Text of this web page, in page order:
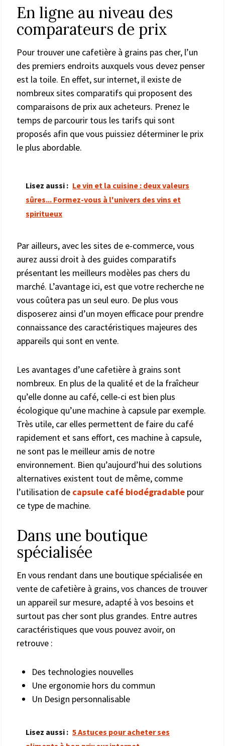
En ligne au niveau des
comparateurs de prix
Pour trouver une cafetière à grains pas cher, l’un
des premiers endroits auxquels vous devez penser
est la toile. En effet, sur internet, il existe de
nombreux sites comparatifs qui proposent des
comparaisons de prix aux acheteurs. Prenez le
temps de parcourir tous les tarifs qui sont
proposés afin que vous puissiez déterminer le prix
le plus abordable.
Lisez aussi : Le vin et la cuisine : deux valeurs
sûres... Formez-vous à l'univers des vins et
spiritueux
Par ailleurs, avec les sites de e-commerce, vous
aurez aussi droit à des guides comparatifs
présentant les meilleurs modèles pas chers du
marché. L’avantage ici, est que votre recherche ne
vous coûtera pas un seul euro. De plus vous
disposerez ainsi d’un moyen efficace pour prendre
connaissance des caractéristiques majeures des
appareils qui sont en vente.
Les avantages d’une cafetière à grains sont
nombreux. En plus de la qualité et de la fraîcheur
qu’elle donne au café, celle-ci est bien plus
écologique qu’une machine à capsule par exemple.
Très utile, car elles permettent de faire du café
rapidement et sans effort, ces machine à capsule,
ne sont pas le meilleur amis de notre
environnement. Bien qu’aujourd’hui des solutions
alternatives existent tout de même, comme
l’utilisation de capsule café biodégradable pour
ce type de machine.
Dans une boutique
spécialisée
En vous rendant dans une boutique spécialisée en
vente de cafetière à grains, vos chances de trouver
un appareil sur mesure, adapté à vos besoins et
surtout pas cher sont plus grandes. Entre autres
caractéristiques que vous pouvez avoir, on
retrouve :
Des technologies nouvelles
Une ergonomie hors du commun
Un Design personnalisable
Lisez aussi : 5 Astuces pour acheter ses